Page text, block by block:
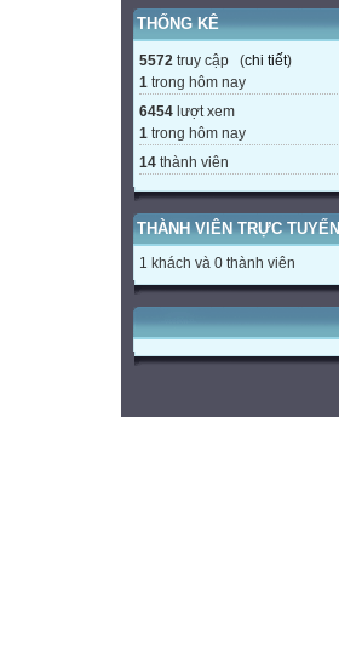
THỐNG KÊ
5572 truy cập (chi tiết)
1 trong hôm nay
6454 lượt xem
1 trong hôm nay
14 thành viên
THÀNH VIÊN TRỰC TUYẾN
1 khách và 0 thành viên